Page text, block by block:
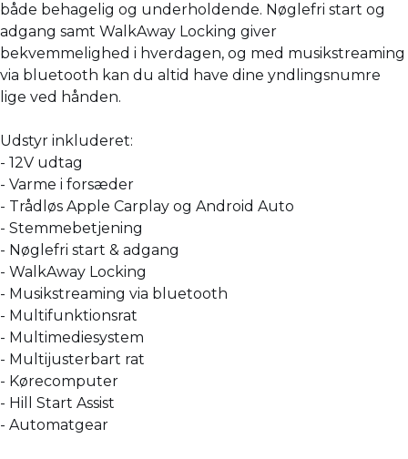
både behagelig og underholdende. Nøglefri start og
adgang samt WalkAway Locking giver
bekvemmelighed i hverdagen, og med musikstreaming
via bluetooth kan du altid have dine yndlingsnumre
lige ved hånden.
Udstyr inkluderet:
- 12V udtag
- Varme i forsæder
- Trådløs Apple Carplay og Android Auto
- Stemmebetjening
- Nøglefri start & adgang
- WalkAway Locking
- Musikstreaming via bluetooth
- Multifunktionsrat
- Multimediesystem
- Multijusterbart rat
- Kørecomputer
- Hill Start Assist
- Automatgear